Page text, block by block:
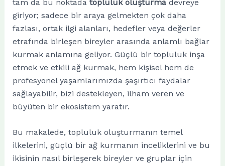
tam da bu noktada topluluk oluşturmadevreye
giriyor; sadece bir araya gelmekten çok daha
fazlası, ortak ilgi alanları, hedefler veya değerler
etrafında birleşen bireyler arasında anlamlı bağlar
kurmak anlamına geliyor. Güçlü bir topluluk inşa
etmek ve etkili ağ kurmak, hem kişisel hem de
profesyonel yaşamlarımızda şaşırtıcı faydalar
sağlayabilir, bizi destekleyen, ilham veren ve
büyüten bir ekosistem yaratır.
Bu makalede, topluluk oluşturmanın temel
ilkelerini, güçlü bir ağ kurmanın inceliklerini ve bu
ikisinin nasıl birleşerek bireyler ve gruplar için